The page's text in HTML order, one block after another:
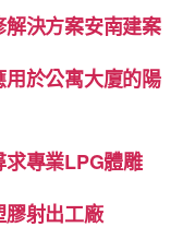
決方案安南建案
於公寓大廈的陽
專業LPG體雕
射出工廠